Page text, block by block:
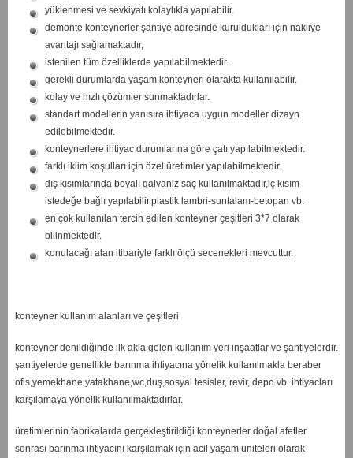
yüklenmesi ve sevkiyatı kolaylıkla yapılabilir.
demonte konteynerler şantiye adresinde kuruldukları için nakliye
avantajı sağlamaktadır,
istenilen tüm özelliklerde yapılabilmektedir.
gerekli durumlarda yaşam konteyneri olarakta kullanılabilir.
kolay ve hızlı çözümler sunmaktadırlar.
standart modellerin yanısıra ihtiyaca uygun modeller dizayn
edilebilmektedir.
konteynerlere ihtiyac durumlarına göre çatı yapılabilmektedir.
farklı iklim koşulları için özel üretimler yapılabilmektedir.
dış kısımlarında boyalı galvaniz saç kullanılmaktadır,iç kısım
istedeğe bağlı yapılabilir.plastik lambri-suntalam-betopan vb.
en çok kullanılan tercih edilen konteyner çeşitleri 3*7 olarak
bilinmektedir.
konulacağı alan itibariyle farklı ölçü secenekleri mevcuttur.
konteyner kullanım alanları ve çeşitleri
konteyner denildiğinde ilk akla gelen kullanım yeri inşaatlar ve şantiyelerdir.
şantiyelerde genellikle barınma ihtiyacına yönelik kullanılmakla beraber
ofis,yemekhane,yatakhane,wc,duş,sosyal tesisler, revir, depo vb. ihtiyacları
karşılamaya yönelik kullanılmaktadırlar.
üretimlerinin fabrikalarda gerçekleştirildiği konteynerler doğal afetler
sonrası barınma ihtiyacını karşılamak için acil yaşam üniteleri olarak